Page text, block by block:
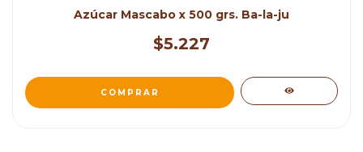
Azúcar Mascabo x 500 grs. Ba-la-ju
$5.227